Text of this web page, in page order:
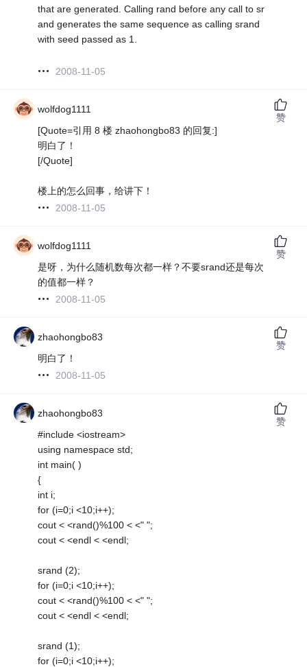
that are generated. Calling rand before any call to sr
and generates the same sequence as calling srand
with seed passed as 1.
2008-11-05
wolfdog1111
[Quote=引用 8 楼 zhaohongbo83 的回复:]
明白了！
[/Quote]
楼上的怎么回事，给讲下！
2008-11-05
赞
wolfdog1111
是呀，为什么随机数每次都一样？不要srand还是每次
的值都一样？
2008-11-05
赞
zhaohongbo83
明白了！
2008-11-05
赞
zhaohongbo83
#include <iostream>
using namespace std;
int main( )
{
int i;
for (i=0;i <10;i++);
cout < <rand()%100 < <" ";
cout < <endl < <endl;
srand (2);
for (i=0;i <10;i++);
cout < <rand()%100 < <" ";
cout < <endl < <endl;
srand (1);
for (i=0;i <10;i++);
赞